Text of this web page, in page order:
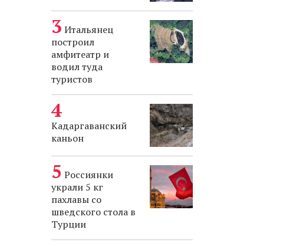
Итальянец
построил
амфитеатр и
водил туда
туристов
Кадаргаванский
каньон
Россиянки
украли 5 кг
пахлавы со
шведского стола в
Турции